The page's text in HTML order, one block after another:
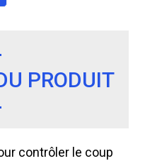
PRODUIT
contrôler le coup